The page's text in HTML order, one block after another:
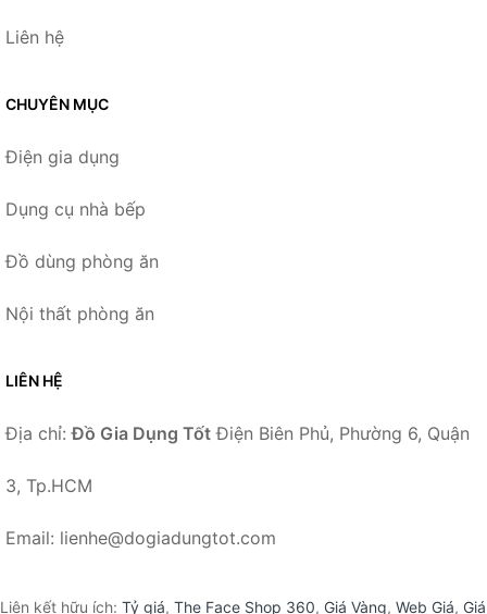
Liên hệ
CHUYÊN MỤC
Điện gia dụng
Dụng cụ nhà bếp
Đồ dùng phòng ăn
Nội thất phòng ăn
LIÊN HỆ
Địa chỉ:Đồ Gia Dụng Tốt Điện Biên Phủ, Phường 6, Quận
3, Tp.HCM
Email: lienhe@dogiadungtot.com
Liên kết hữu ích: Tỷ giá, The Face Shop 360, Giá Vàng, Web Giá, Giá